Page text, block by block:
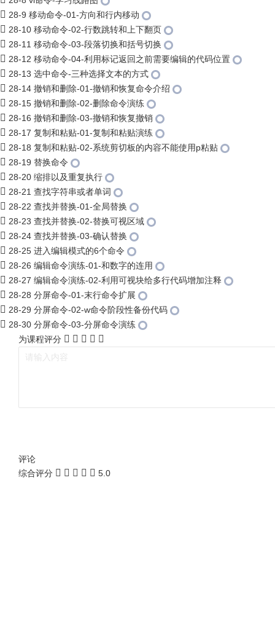
28-9 移动命令-01-方向和行内移动
28-10 移动命令-02-行数跳转和上下翻页
28-11 移动命令-03-段落切换和括号切换
28-12 移动命令-04-利用标记返回之前需要编辑的代码位置
28-13 选中命令-三种选择文本的方式
28-14 撤销和删除-01-撤销和恢复命令介绍
28-15 撤销和删除-02-删除命令演练
28-16 撤销和删除-03-撤销和恢复撤销
28-17 复制和粘贴-01-复制和粘贴演练
28-18 复制和粘贴-02-系统剪切板的内容不能使用p粘贴
28-19 替换命令
28-20 缩排以及重复执行
28-21 查找字符串或者单词
28-22 查找并替换-01-全局替换
28-23 查找并替换-02-替换可视区域
28-24 查找并替换-03-确认替换
28-25 进入编辑模式的6个命令
28-26 编辑命令演练-01-和数字的连用
28-27 编辑命令演练-02-利用可视块给多行代码增加注释
28-28 分屏命令-01-末行命令扩展
28-29 分屏命令-02-w命令阶段性备份代码
28-30 分屏命令-03-分屏命令演练
为课程评分
评论
综合评分
5.0